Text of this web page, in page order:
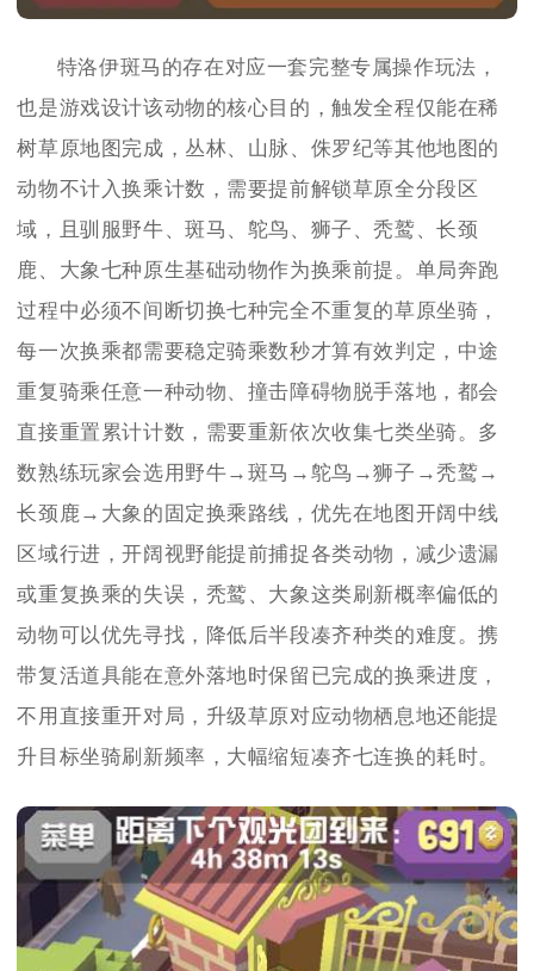
特洛伊斑马的存在对应一套完整专属操作玩法，
也是游戏设计该动物的核心目的，触发全程仅能在稀
树草原地图完成，丛林、山脉、侏罗纪等其他地图的
动物不计入换乘计数，需要提前解锁草原全分段区
域，且驯服野牛、斑马、鸵鸟、狮子、秃鹫、长颈
鹿、大象七种原生基础动物作为换乘前提。单局奔跑
过程中必须不间断切换七种完全不重复的草原坐骑，
每一次换乘都需要稳定骑乘数秒才算有效判定，中途
重复骑乘任意一种动物、撞击障碍物脱手落地，都会
直接重置累计计数，需要重新依次收集七类坐骑。多
数熟练玩家会选用野牛→斑马→鸵鸟→狮子→秃鹫→
长颈鹿→大象的固定换乘路线，优先在地图开阔中线
区域行进，开阔视野能提前捕捉各类动物，减少遗漏
或重复换乘的失误，秃鹫、大象这类刷新概率偏低的
动物可以优先寻找，降低后半段凑齐种类的难度。携
带复活道具能在意外落地时保留已完成的换乘进度，
不用直接重开对局，升级草原对应动物栖息地还能提
升目标坐骑刷新频率，大幅缩短凑齐七连换的耗时。